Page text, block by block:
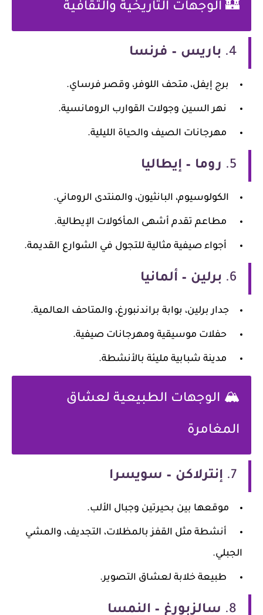
🏰 الوجهات التاريخية والثقافية
4. باريس – فرنسا
برج إيفل، متحف اللوفر، وقصر فرساي.
نهر السين وجولات القوارب الرومانسية.
مهرجانات الصيف والحياة الليلية.
5. روما – إيطاليا
الكولوسيوم، البانثيون، والمنتدى الروماني.
مطاعم تقدم أشهى المأكولات الإيطالية.
أجواء صيفية مثالية للتجول في الشوارع القديمة.
6. برلين – ألمانيا
جدار برلين، بوابة براندنبورغ، والمتاحف العالمية.
حفلات موسيقية ومهرجانات صيفية.
مدينة شبابية مليئة بالأنشطة.
🏔️ الوجهات الطبيعية لعشاق
المغامرة
7. إنترلاكن – سويسرا
موقعها بين بحيرتين وجبال الألب.
أنشطة مثل القفز بالمظلات، التجديف، والمشي
الجبلي.
طبيعة خلابة لعشاق التصوير.
8. سالزبورغ – النمسا